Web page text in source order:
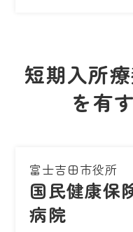
短期入所
を有
富士吉田市役所
国民健康
病院